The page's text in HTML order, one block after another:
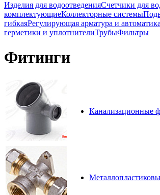
Изделия для водоотведенияСчетчики для
комплектующиеКоллекторные системы
гибкаяРегулирующая арматура и автоматика
герметики и уплотнителиТрубыФильтры
Фитинги
Канализационные